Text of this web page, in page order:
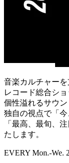
音楽カルチャー
レコード総合シ
個性溢れるサウン
独自の視点で「今
「最高、最旬、
たします。
EVERY Mon.-We.